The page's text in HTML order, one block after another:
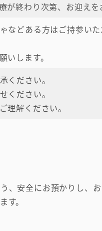
終わり次第、お迎えを
どある方はご持参いた
します。
ください。
ください。
理解ください。
、安全にお預かりし、お
。